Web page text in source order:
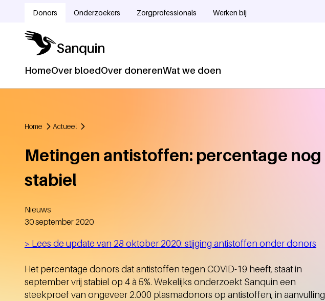
Donors Onderzoekers Zorgprofessionals Werken bij
Hoofdnavigatie
HomeOver bloedOver donerenWat we doen
Home Actueel
Metingen antistoffen: percentage nog
stabiel
Nieuws
Aangemaakt
30 september 2020
> Lees de update van 28 oktober 2020: stijging antistoffen onder donors
Het percentage donors dat antistoffen tegen COVID-19 heeft, staat in
september vrij stabiel op 4 à 5%. Wekelijks onderzoekt Sanquin een
steekproef van ongeveer 2.000 plasmadonors op antistoffen, in aanvulling